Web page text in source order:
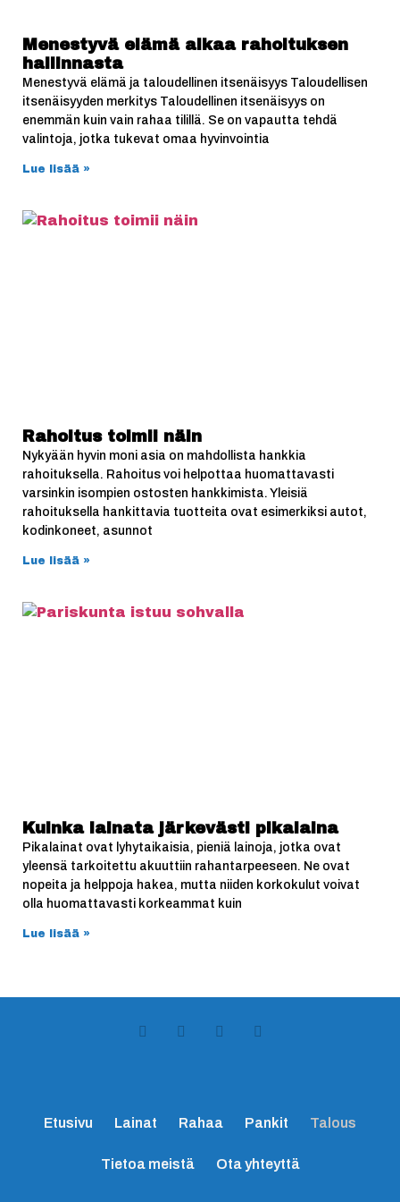
Menestyvä elämä alkaa rahoituksen
hallinnasta
Menestyvä elämä ja taloudellinen itsenäisyys Taloudellisen
itsenäisyyden merkitys Taloudellinen itsenäisyys on
enemmän kuin vain rahaa tilillä. Se on vapautta tehdä
valintoja, jotka tukevat omaa hyvinvointia
Lue lisää »
Rahoitus toimii näin
Nykyään hyvin moni asia on mahdollista hankkia
rahoituksella. Rahoitus voi helpottaa huomattavasti
varsinkin isompien ostosten hankkimista. Yleisiä
rahoituksella hankittavia tuotteita ovat esimerkiksi autot,
kodinkoneet, asunnot
Lue lisää »
Kuinka lainata järkevästi pikalaina
Pikalainat ovat lyhytaikaisia, pieniä lainoja, jotka ovat
yleensä tarkoitettu akuuttiin rahantarpeeseen. Ne ovat
nopeita ja helppoja hakea, mutta niiden korkokulut voivat
olla huomattavasti korkeammat kuin
Lue lisää »
Etusivu Lainat Rahaa Pankit Talous
Tietoa meistä Ota yhteyttä